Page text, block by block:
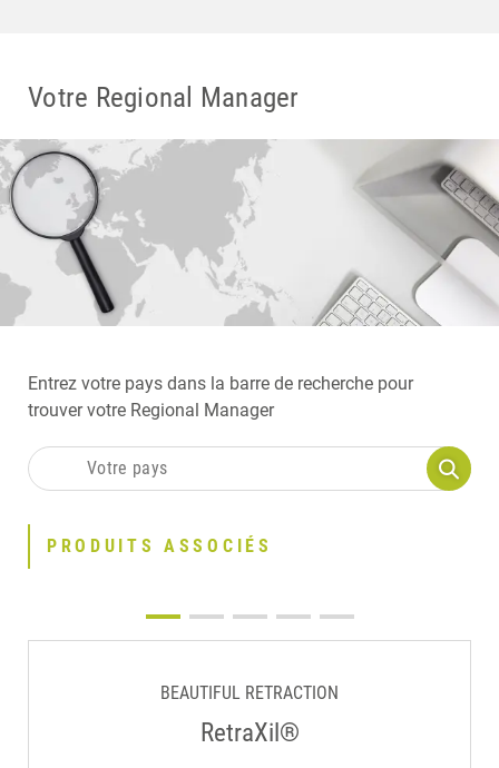
Votre Regional Manager
Entrez votre pays dans la barre de recherche pour
trouver votre Regional Manager
PRODUITS ASSOCIÉS
BEAUTIFUL RETRACTION
RetraXil®